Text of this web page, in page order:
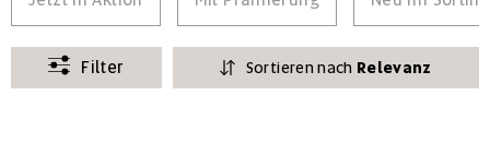
Filter Sortieren nach Relevanz